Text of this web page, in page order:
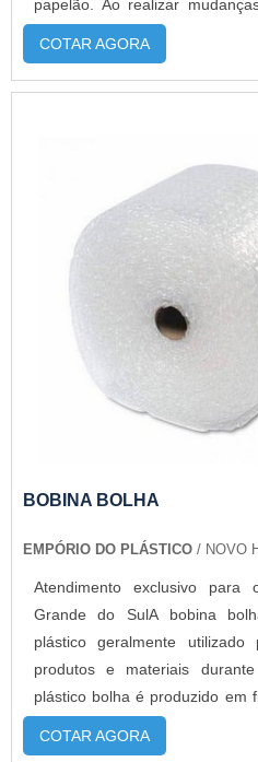
papelão. Ao realizar
uso desse produto é
quebre ou estrague no meio
facilitar o trabalho. MAIS
COTAR AGORA
BOBINA BOLHA
EMPÓRIO DO PLÁSTICO / NOVO
Atendimento exclusivo
Grande do SulA bobina
plástico geralmente utilizado
produtos e materiais
plástico bolha é produzido em
de baixa densidade, com
proporcionando uma
COTAR AGORA